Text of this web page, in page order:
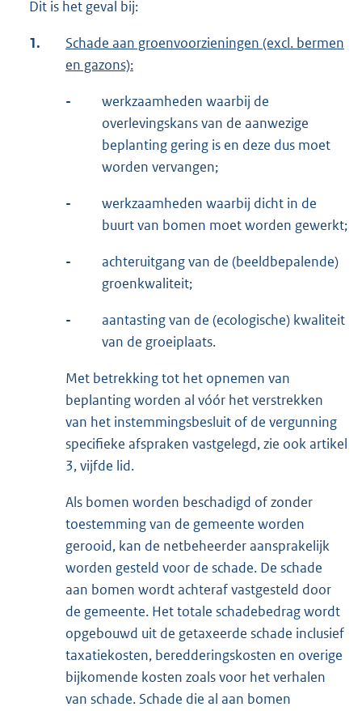
Dit is het geval bij:
1.
Schade aan groenvoorzieningen (excl. bermen
en gazons):
-
werkzaamheden waarbij de
overlevingskans van de aanwezige
beplanting gering is en deze dus moet
worden vervangen;
-
werkzaamheden waarbij dicht in de
buurt van bomen moet worden gewerkt;
-
achteruitgang van de (beeldbepalende)
groenkwaliteit;
-
aantasting van de (ecologische) kwaliteit
van de groeiplaats.
Met betrekking tot het opnemen van
beplanting worden al vóór het verstrekken
van het instemmingsbesluit of de vergunning
specifieke afspraken vastgelegd, zie ook artikel
3, vijfde lid.
Als bomen worden beschadigd of zonder
toestemming van de gemeente worden
gerooid, kan de netbeheerder aansprakelijk
worden gesteld voor de schade. De schade
aan bomen wordt achteraf vastgesteld door
de gemeente. Het totale schadebedrag wordt
opgebouwd uit de getaxeerde schade inclusief
taxatiekosten, beredderingskosten en overige
bijkomende kosten zoals voor het verhalen
van schade. Schade die al aan bomen